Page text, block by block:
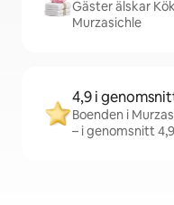
Gäster älskar
Murzasichle
4,9 i
Boenden i
– i genomsnitt